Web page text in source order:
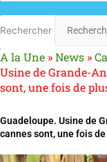
Rechercher
A la Une »News »
Usine de Grande-
sont, une fois de
Guadeloupe. Usine de
cannes sont, une fois